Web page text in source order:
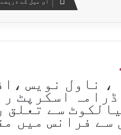
، ناول نویس
ڈرامہ اسکرپٹ
سے تعلق
سے فرانس میں